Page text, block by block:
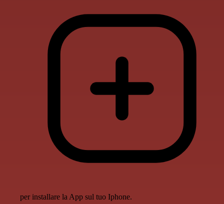
per installare la App sul tuo Iphone.